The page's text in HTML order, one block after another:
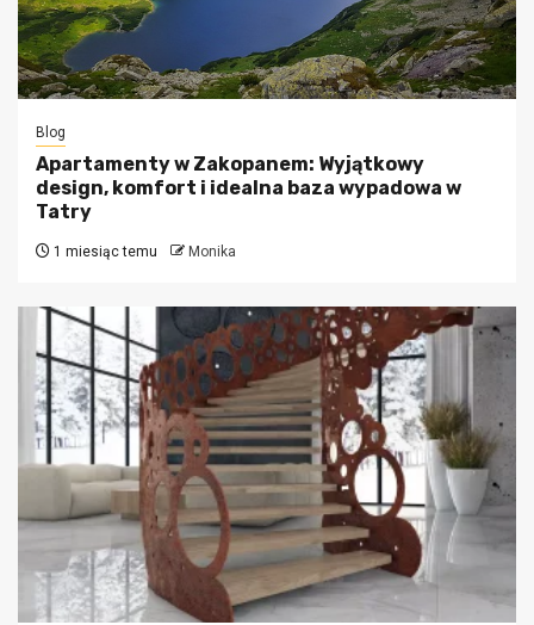
Blog
Apartamenty w Zakopanem: Wyjątkowy
design, komfort i idealna baza wypadowa w
Tatry
1 miesiąc temu Monika